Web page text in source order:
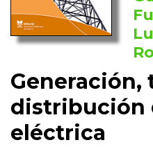
Generación,
distribución
eléctrica